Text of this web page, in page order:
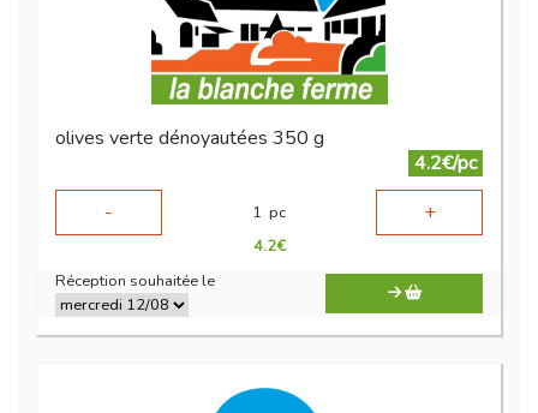
olives verte dénoyautées 350 g
4.2€/pc
-
1 pc +
4.2€
Réception souhaitée le